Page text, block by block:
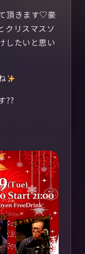
頂きます♡豪
クリスマスソ
したいと思い
??